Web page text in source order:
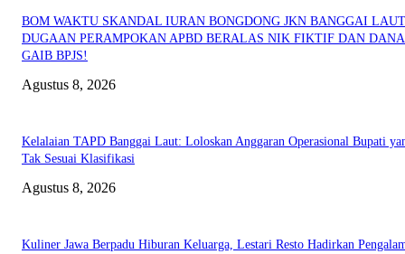
BOM WAKTU SKANDAL IURAN BONGDONG JKN BANGGAI
DUGAAN PERAMPOKAN APBD BERALAS NIK FIKTIF DAN DANA
GAIB BPJS!
Agustus 8, 2026
Kelalaian TAPD Banggai Laut: Loloskan Anggaran Operasional Bupati
Tak Sesuai Klasifikasi
Agustus 8, 2026
Kuliner Jawa Berpadu Hiburan Keluarga, Lestari Resto Hadirkan